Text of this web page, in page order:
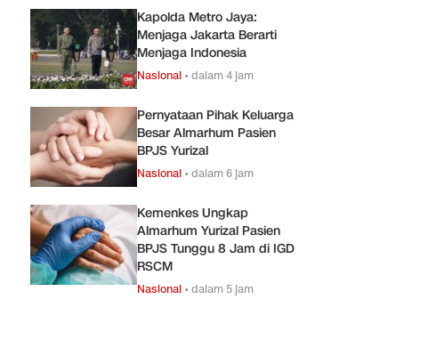
Kapolda Metro Jaya:
Menjaga Jakarta Berarti
Menjaga Indonesia
Nasional •dalam 4 jam
Pernyataan Pihak Keluarga
Besar Almarhum Pasien
BPJS Yurizal
Nasional •dalam 6 jam
Kemenkes Ungkap
Almarhum Yurizal Pasien
BPJS Tunggu 8 Jam di IGD
RSCM
Nasional •dalam 5 jam